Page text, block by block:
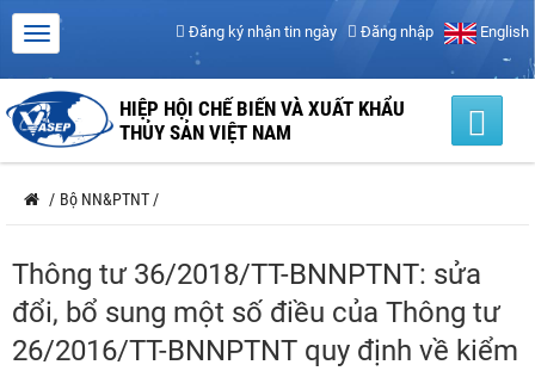
Đăng ký nhận tin ngày Đăng nhập English
HIỆP HỘI CHẾ BIẾN VÀ XUẤT KHẨU
THỦY SẢN VIỆT NAM
/ Bộ NN&PTNT /
Thông tư 36/2018/TT-BNNPTNT: sửa
đổi, bổ sung một số điều của Thông tư
26/2016/TT-BNNPTNT quy định về kiểm